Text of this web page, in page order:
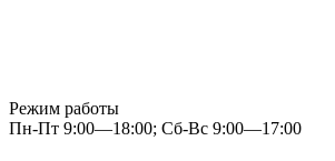
Режим работы
Пн-Пт 9:00—18:00; Сб-Вс 9:00—17:00